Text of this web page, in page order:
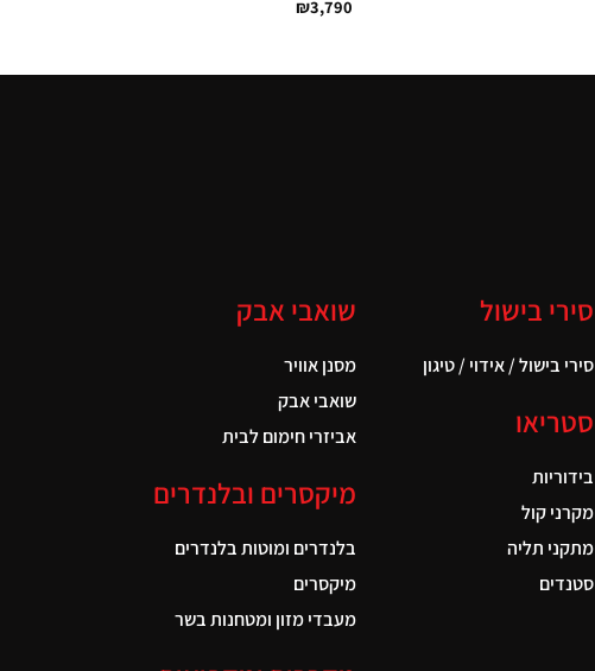
₪3,790
סירי בישול
סירי בישול / אידוי / טיגון
סטריאו
בידוריות
מקרני קול
מתקני תליה
סטנדים
שואבי אבק
מסנן אוויר
שואבי אבק
אביזרי חימום לבית
מיקסרים ובלנדרים
בלנדרים ומוטות בלנדרים
מיקסרים
מעבדי מזון ומטחנות בשר